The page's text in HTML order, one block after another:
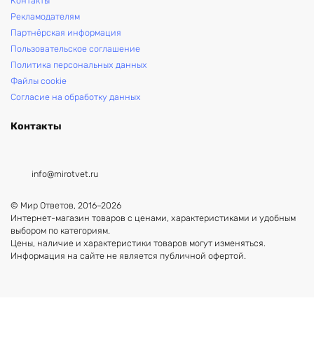
Рекламодателям
Партнёрская информация
Пользовательское соглашение
Политика персональных данных
Файлы cookie
Согласие на обработку данных
Контакты
info@mirotvet.ru
© Мир Ответов, 2016–2026
Интернет-магазин товаров с ценами, характеристиками и удобным
выбором по категориям.
Цены, наличие и характеристики товаров могут изменяться.
Информация на сайте не является публичной офертой.